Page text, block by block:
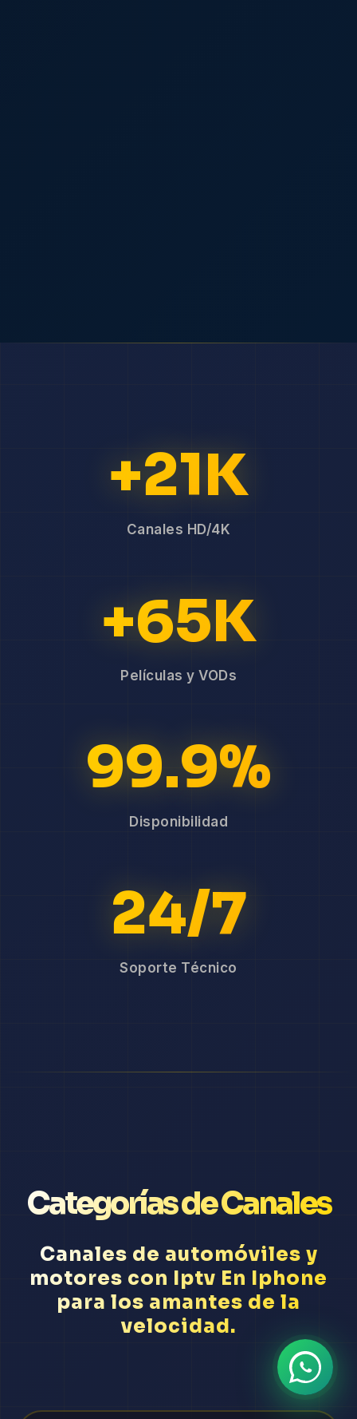
+21K
Canales HD/4K
+65K
Películas y VODs
99.9%
Disponibilidad
24/7
Soporte Técnico
Categorías de Canales
Canales de automóviles y
motores con Iptv En Iphone
para los amantes de la
velocidad.